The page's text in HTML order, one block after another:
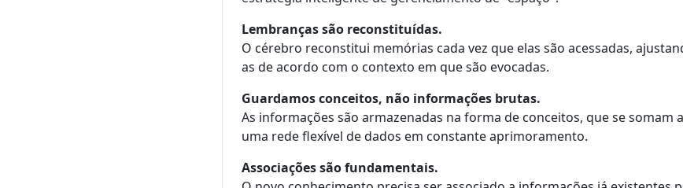
Lembranças são reconstituídas.
O cérebro reconstitui memórias cada vez que elas são acessadas,
as de acordo com o contexto em que são evocadas.
Guardamos conceitos, não informações brutas.
As informações são armazenadas na forma de conceitos, que se somam a
uma rede flexível de dados em constante aprimoramento.
Associações são fundamentais.